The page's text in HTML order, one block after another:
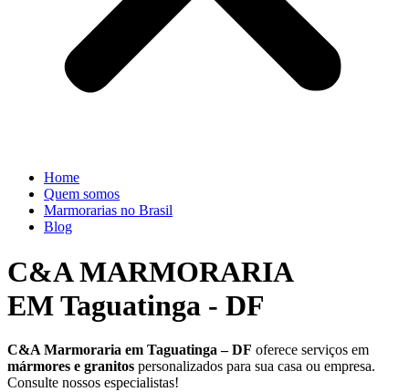
Home
Quem somos
Marmorarias no Brasil
Blog
C&A MARMORARIA
EM Taguatinga - DF
C&A Marmoraria em Taguatinga – DF oferece serviços em
mármores e granitos personalizados para sua casa ou empresa.
Consulte nossos especialistas!